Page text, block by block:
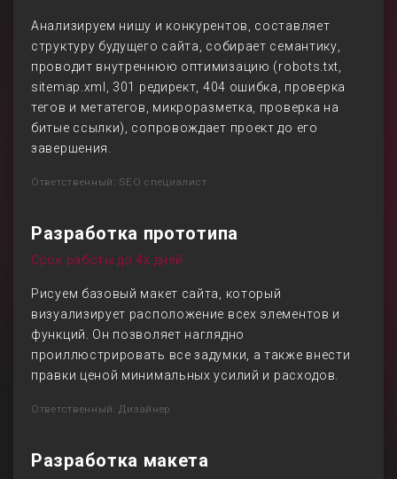
Анализируем нишу и конкурентов, составляет
структуру будущего сайта, собирает семантику,
проводит внутреннюю оптимизацию (robots.txt,
sitemap.xml, 301 редирект, 404 ошибка, проверка
тегов и метатегов, микроразметка, проверка на
битые ссылки), сопровождает проект до его
завершения.
Ответственный: SEO специалист
Разработка прототипа
Срок работы до 4х дней
Рисуем базовый макет сайта, который
визуализирует расположение всех элементов и
функций. Он позволяет наглядно
проиллюстрировать все задумки, а также внести
правки ценой минимальных усилий и расходов.
Ответственный: Дизайнер
Разработка макета